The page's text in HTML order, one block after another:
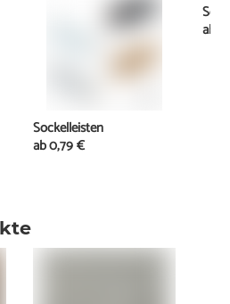
Sockelleisten
ab0,79 €
ab